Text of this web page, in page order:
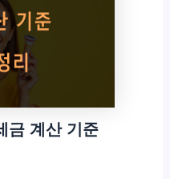
금 계산 기준